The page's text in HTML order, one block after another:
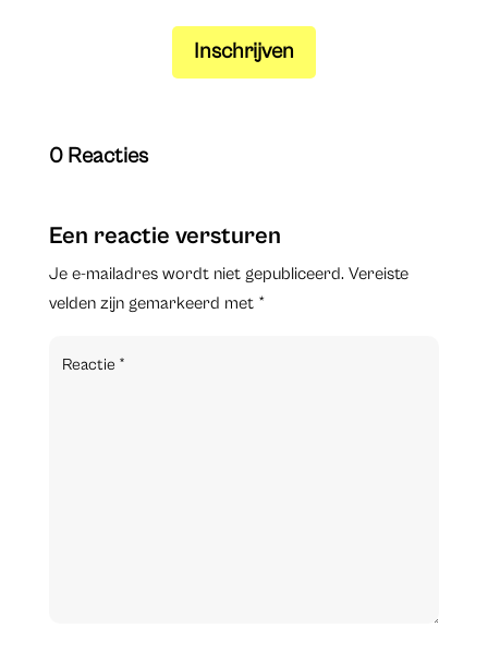
Inschrijven
0 Reacties
Een reactie versturen
Je e-mailadres wordt niet gepubliceerd. Vereiste
velden zijn gemarkeerd met *